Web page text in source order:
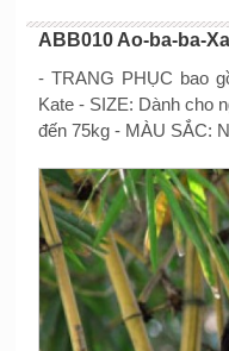
ABB010 Ao-ba-ba-
- TRANG PHỤC bao
Kate - SIZE: Dành cho
đến 75kg - MÀU SẮC: